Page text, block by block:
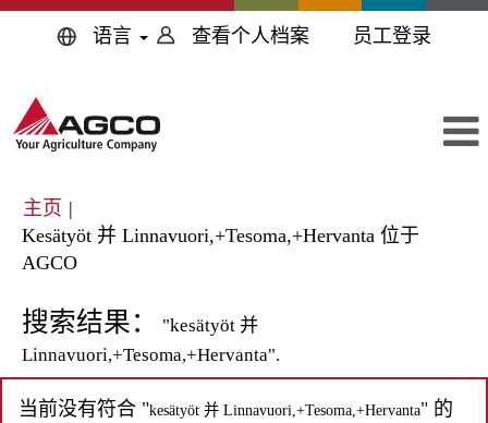
语言 查看个人档案 员工登录
主页 |
Kesätyöt 并 Linnavuori,+Tesoma,+Hervanta 位于
AGCO（当
页
面）
搜索结果：
"kesätyöt 并
Linnavuori,+Tesoma,+Hervanta".
当前没有符合 "kesätyöt 并 Linnavuori,+Tesoma,+Hervanta" 的